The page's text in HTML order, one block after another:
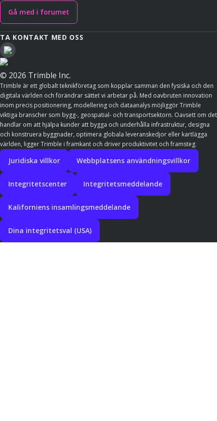
Gå med i forumet
TA KONTAKT MED OSS
© 2026 Trimble Inc.
Trimble är ett globalt teknikföretag som kopplar samman den fysiska och den
digitala världen och förändrar sättet vi arbetar på. Med oavbruten innovation
inom precis positionering, modellering och dataanalys möjliggör Trimble
viktiga branscher som bygg-, geospatial- och transportsektorn. Oavsett om det
handlar om att hjälpa kunder att bygga och underhålla infrastruktur, designa
och konstruera byggnader, optimera globala leveranskedjor eller kartlägga
världen, ligger Trimble i framkant och driver produktivitet och framsteg.
Juridiska villkor Webbplatsens användningsvillkor
Integritetscenter Integritetsmeddelande
Kaliforniens insamlingsmeddelande
Dina integritetsval (USA)